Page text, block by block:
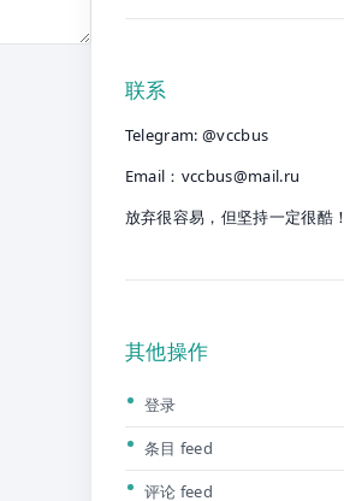
联系
Telegram: @vccbus
Email： vccbus@mail.ru
放弃很容易，但坚持一定很酷！
其他操作
登录
条目 feed
评论 feed